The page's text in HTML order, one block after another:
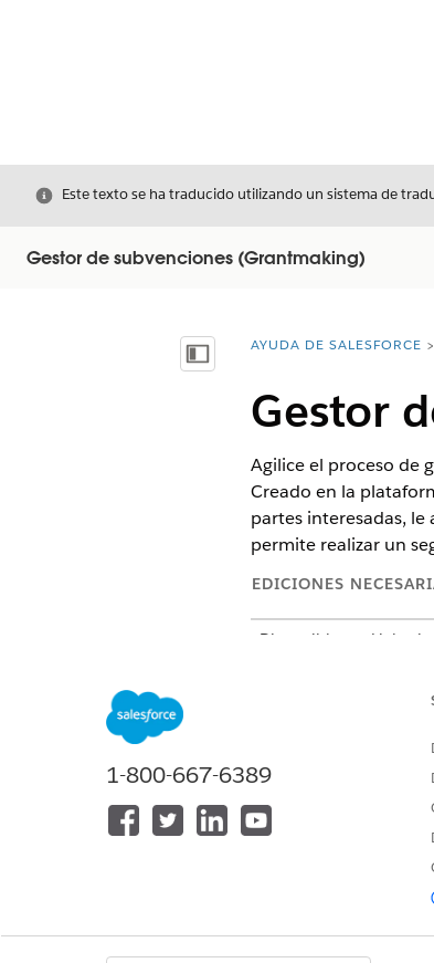
Cerrar
Este texto se ha traducido utilizando un sistema de
Gestor de subvenciones (Grantmaking)
Mostrar índice de materias
Usted está aquí:
AYUDA DE SALESFORCE
Gestor
Agilice el proceso de
Creado en la
partes interesadas,
permite realizar un
EDICIONES
Disponible en:
Amplíe la
subvenciones con
Configuración del
Active el Gestor de
de Gestor de
1-800-667-6389